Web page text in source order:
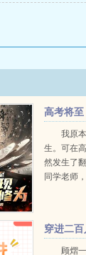
高考将
现仙帝
我原
生。可在
然发生了
同学老师
三阶仙帝
穿进二
顾熠